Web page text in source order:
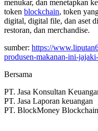
menukar, dan menetapkan
token blockchain, token
digital, digital file, dan aset
restoran, dan merchandise.
sumber: https://
produsen-makanan-ini-
Bersama
PT. Jasa Konsultan
PT. Jasa Laporan keuangan
PT. BlockMoney